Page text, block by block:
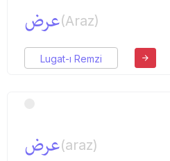
عرض(Araz)
Lugat-ı Remzi
عرض(araz)